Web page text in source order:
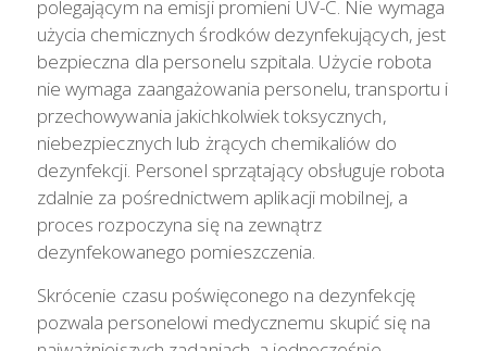
polegającym na emisji promieni UV-C. Nie wymaga
użycia chemicznych środków dezynfekujących, jest
bezpieczna dla personelu szpitala. Użycie robota
nie wymaga zaangażowania personelu, transportu i
przechowywania jakichkolwiek toksycznych,
niebezpiecznych lub żrących chemikaliów do
dezynfekcji. Personel sprzątający obsługuje robota
zdalnie za pośrednictwem aplikacji mobilnej, a
proces rozpoczyna się na zewnątrz
dezynfekowanego pomieszczenia.
Skrócenie czasu poświęconego na dezynfekcję
pozwala personelowi medycznemu skupić się na